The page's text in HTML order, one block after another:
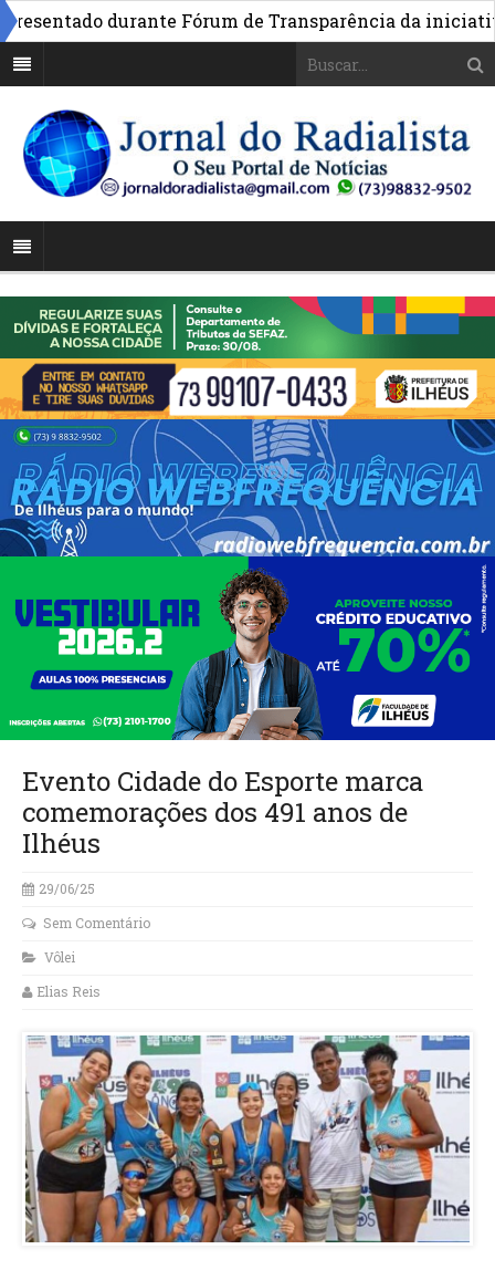
durante Fórum de Transparência da iniciativa
Evento Cidade do Esporte marca
comemorações dos 491 anos de
Ilhéus
29/06/25
Sem Comentário
Vôlei
Elias Reis